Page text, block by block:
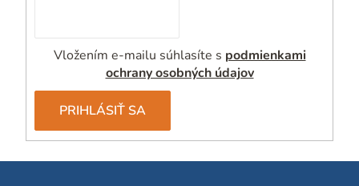
Vložením e-mailu súhlasíte s podmienkami
ochrany osobných údajov
PRIHLÁSIŤ SA